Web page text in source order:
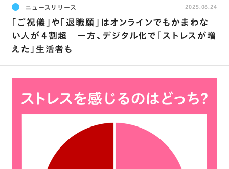
ニュースリリース
｢ご祝儀｣や｢退職願｣はオンラインでもかまわな
い人が４割超 一方、デジタル化で｢ストレスが増
えた｣生活者も
2025.06.24